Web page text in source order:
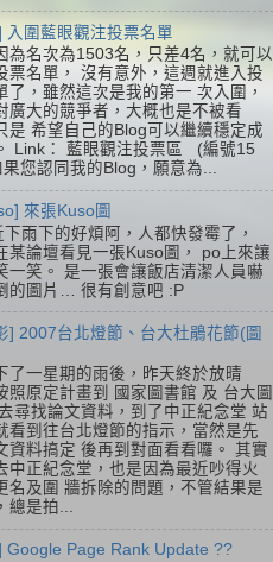
入圍藍眼觀注投票名單
為名次為1503名，只差4名，就可以
票名單， 沒有意外，這週就進入投
了，雖然這次是我的第一 次入圍，
廣大的競爭者，大概也是不被看
是 希望自己的Blog可以繼續穩定成
Link： 藍眼觀注投票區 (編號15
您認同我的Blog，願意為...
來張Kuso圖
下雨下的好煩阿，人都快發霉了，
某論壇看見一張Kuso圖， po上來讓
一笑。 是一張會讓飯店清潔人員嚇
的圖片… 很有創意吧 :P
] 2007台北燈節、台大杜鵑花節(圖
了一星期的雨後，昨天終於放晴
照原定計畫到 國家圖書館 及 台大圖
尋找論文資料，到了中正紀念堂 站
看到往台北燈節的指示，當然是先
資料搞定 後再到對面看看囉。 其實
中正紀念堂，也是因為最近吵得火
名及圍 牆拆除的問題，不管結果是
總是拍...
Google Page Rank Update ??